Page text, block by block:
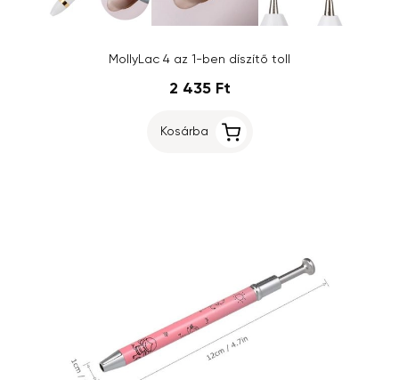
MollyLac 4 az 1-ben díszítő toll
2 435 Ft
Kosárba